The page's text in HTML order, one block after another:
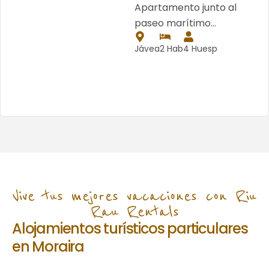
Apartamento junto al
paseo marítimo…
Jávea2 Hab4 Huesp
Vive tus mejores vacaciones con Riu
Rau Rentals
Alojamientos turísticos particulares
en Moraira